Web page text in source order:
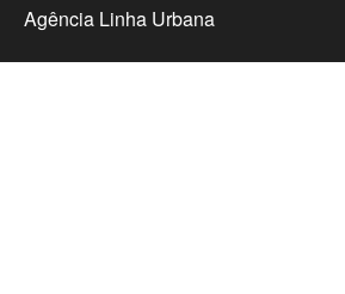
Agência Linha Urbana